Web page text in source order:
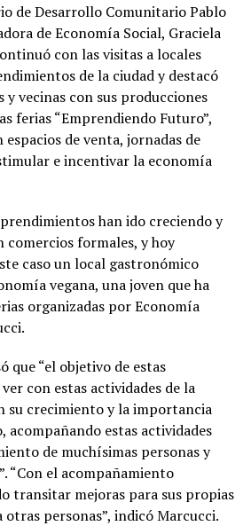
de Desarrollo Comunitario Pablo
de Economía Social, Graciela
con las visitas a locales
de la ciudad y destacó
y vecinas con sus producciones
ferias “Emprendiendo Futuro”,
de venta, jornadas de
e incentivar la economía
han ido creciendo y
comercios formales, y hoy
caso un local gastronómico
vegana, una joven que ha
organizadas por Economía
que “el objetivo de estas
con estas actividades de la
su crecimiento y la importancia
acompañando estas actividades
de muchísimas personas y
“Con el acompañamiento
transitar mejoras para sus propias
personas”, indicó Marcucci.